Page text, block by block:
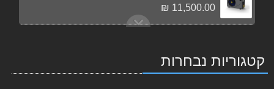
11,500.00 ₪
קטגוריות נבחרות